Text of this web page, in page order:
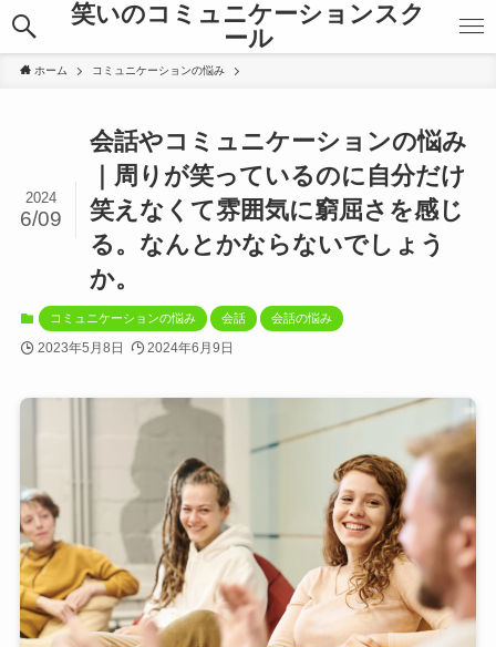
笑いのコミュニケーションスク
ール
ホーム コミュニケーションの悩み
会話やコミュニケーションの悩み
｜周りが笑っているのに自分だけ
笑えなくて雰囲気に窮屈さを感じ
る。なんとかならないでしょう
か。
2024
6/09
コミュニケーションの悩み 会話 会話の悩み
2023年5月8日 2024年6月9日